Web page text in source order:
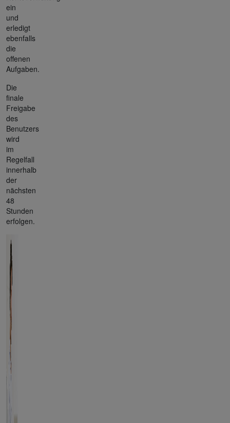
ein
und
erledigt
ebenfalls
die
offenen
Aufgaben.
Die
finale
Freigabe
des
Benutzers
wird
im
Regelfall
innerhalb
der
nächsten
48
Stunden
erfolgen.